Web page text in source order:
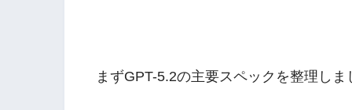
まずGPT-5.2の主要スペックを整理しま